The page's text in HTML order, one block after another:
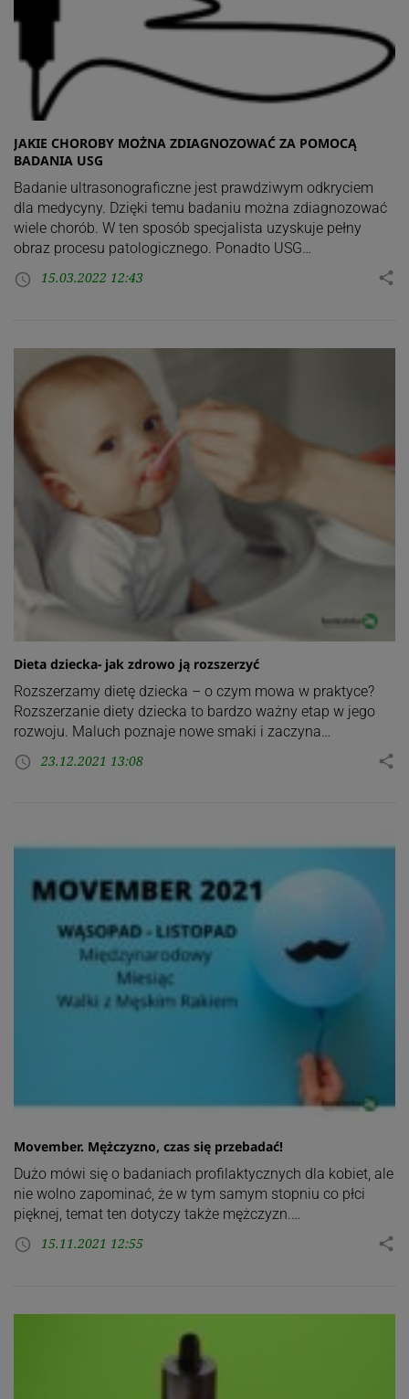
JAKIE CHOROBY MOŻNA ZDIAGNOZOWAĆ ZA POMOCĄ
BADANIA USG
Badanie ultrasonograficzne jest prawdziwym odkryciem
dla medycyny. Dzięki temu badaniu można zdiagnozować
wiele chorób. W ten sposób specjalista uzyskuje pełny
obraz procesu patologicznego. Ponadto USG…
access_time 15.03.2022 12:43 share
Dieta dziecka- jak zdrowo ją rozszerzyć
Rozszerzamy dietę dziecka – o czym mowa w praktyce?
Rozszerzanie diety dziecka to bardzo ważny etap w jego
rozwoju. Maluch poznaje nowe smaki i zaczyna…
access_time 23.12.2021 13:08 share
Movember. Mężczyzno, czas się przebadać!
Dużo mówi się o badaniach profilaktycznych dla kobiet, ale
nie wolno zapominać, że w tym samym stopniu co płci
pięknej, temat ten dotyczy także mężczyzn.…
access_time 15.11.2021 12:55 share